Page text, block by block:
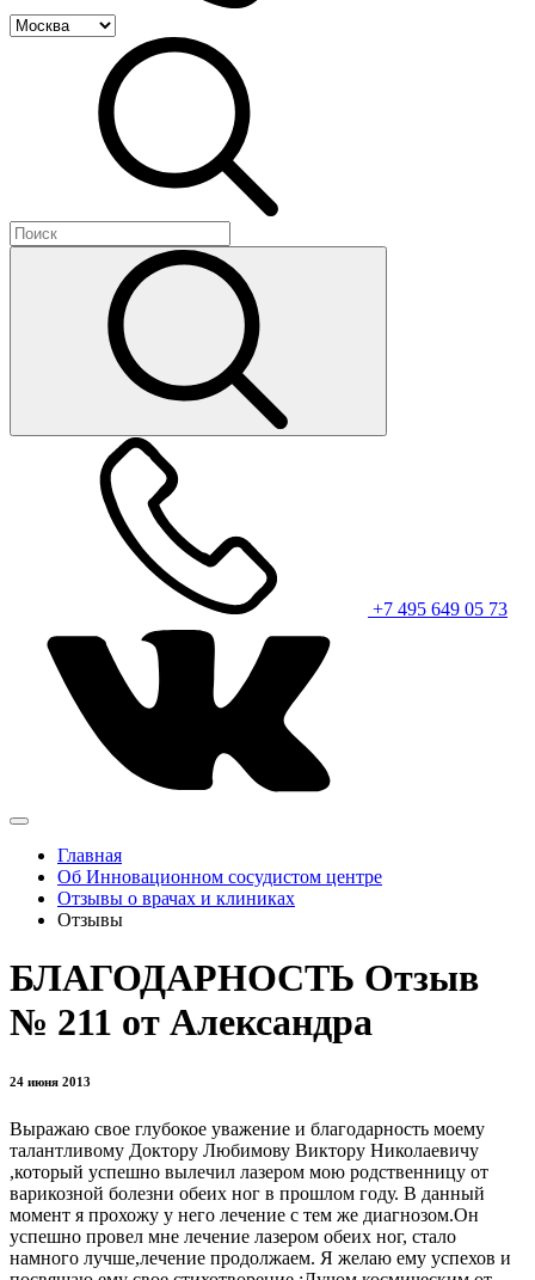
+7 495 649 05 73
Главная
Об Инновационном сосудистом центре
Отзывы о врачах и клиниках
Отзывы
БЛАГОДАРНОСТЬ Отзыв
№ 211 от Александра
24 июня 2013
Выражаю свое глубокое уважение и благодарность моему
талантливому Доктору Любимову Виктору Николаевичу
,который успешно вылечил лазером мою родственницу от
варикозной болезни обеих ног в прошлом году. В данный
момент я прохожу у него лечение с тем же диагнозом.Он
успешно провел мне лечение лазером обеих ног, стало
намного лучше,лечение продолжаем. Я желаю ему успехов и